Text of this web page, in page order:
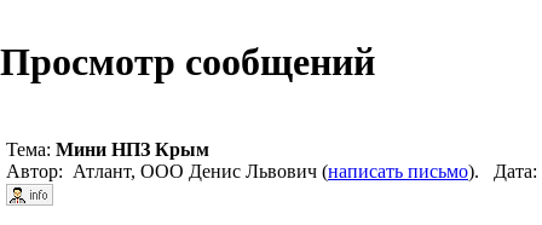
Просмотр сообщений
Тема: Мини НПЗ Крым
Автор: Атлант, ООО Денис Львович (написать письмо). Дата: